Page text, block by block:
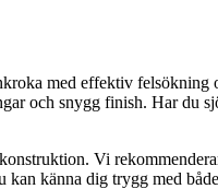
med effektiv
och snygg finish. Har du
Vi
känna dig trygg med